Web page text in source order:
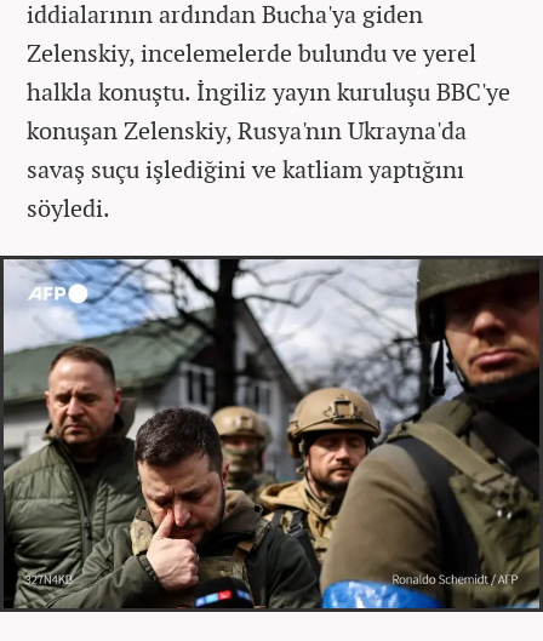
iddialarının ardından Bucha'ya giden
Zelenskiy, incelemelerde bulundu ve yerel
halkla konuştu. İngiliz yayın kuruluşu BBC'ye
konuşan Zelenskiy, Rusya'nın Ukrayna'da
savaş suçu işlediğini ve katliam yaptığını
söyledi.